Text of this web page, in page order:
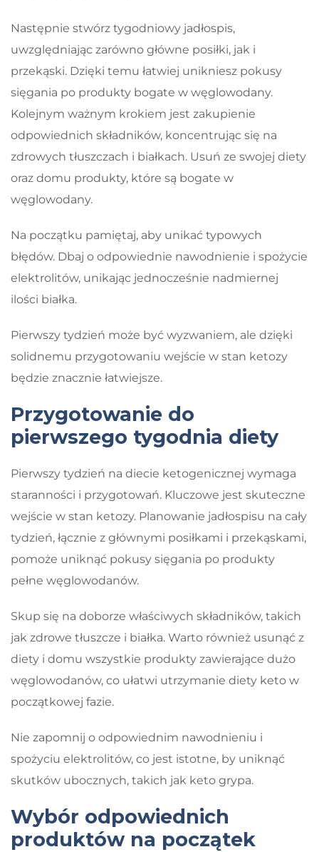
Następnie stwórz tygodniowy jadłospis,
uwzględniając zarówno główne posiłki, jak i
przekąski. Dzięki temu łatwiej unikniesz pokusy
sięgania po produkty bogate w węglowodany.
Kolejnym ważnym krokiem jest zakupienie
odpowiednich składników, koncentrując się na
zdrowych tłuszczach i białkach. Usuń ze swojej diety
oraz domu produkty, które są bogate w
węglowodany.
Na początku pamiętaj, aby unikać typowych
błędów. Dbaj o odpowiednie nawodnienie i spożycie
elektrolitów, unikając jednocześnie nadmiernej
ilości białka.
Pierwszy tydzień może być wyzwaniem, ale dzięki
solidnemu przygotowaniu wejście w stan ketozy
będzie znacznie łatwiejsze.
Przygotowanie do
pierwszego tygodnia diety
Pierwszy tydzień na diecie ketogenicznej wymaga
staranności i przygotowań. Kluczowe jest skuteczne
wejście w stan ketozy. Planowanie jadłospisu na cały
tydzień, łącznie z głównymi posiłkami i przekąskami,
pomoże uniknąć pokusy sięgania po produkty
pełne węglowodanów.
Skup się na doborze właściwych składników, takich
jak zdrowe tłuszcze i białka. Warto również usunąć z
diety i domu wszystkie produkty zawierające dużo
węglowodanów, co ułatwi utrzymanie diety keto w
początkowej fazie.
Nie zapomnij o odpowiednim nawodnieniu i
spożyciu elektrolitów, co jest istotne, by uniknąć
skutków ubocznych, takich jak keto grypa.
Wybór odpowiednich
produktów na początek